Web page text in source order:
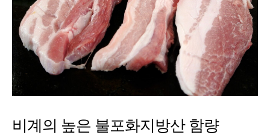
비계의 높은 불포화지방산 함량